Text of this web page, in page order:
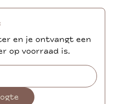
en je ontvangt een
op voorraad is.